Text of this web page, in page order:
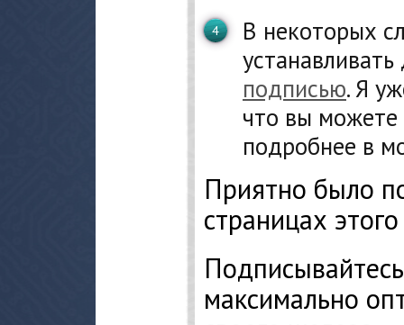
В некоторых
подписью. Я
что вы можете
подробнее в
Приятно было
страницах
максимально